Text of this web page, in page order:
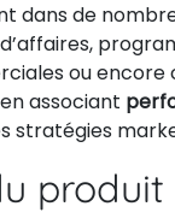
dans de
ou encore
associant
stratégies
produit